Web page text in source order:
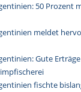
50 Prozent
meldet
Gute
fischte